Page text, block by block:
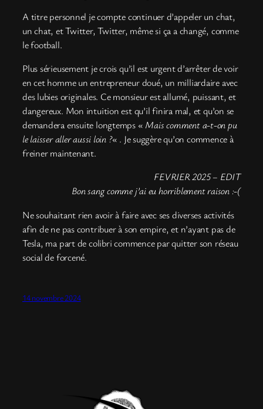
A titre personnel je compte continuer d’appeler un chat,
un chat, et Twitter, Twitter, même si ça a changé, comme
le football.
Plus sérieusement je crois qu’il est urgent d’arrêter de voir
en cet homme un entrepreneur doué, un milliardaire avec
des lubies originales. Ce monsieur est allumé, puissant, et
dangereux. Mon intuition est qu’il finira mal, et qu’on se
demandera ensuite longtemps « Mais comment a-t-on pu
le laisser aller aussi loin ?« . Je suggère qu’on commence à
freiner maintenant.
FEVRIER 2025 – EDIT
Bon sang comme j’ai eu horriblement raison :-(
Ne souhaitant rien avoir à faire avec ses diverses activités
afin de ne pas contribuer à son empire, et n’ayant pas de
Tesla, ma part de colibri commence par quitter son réseau
social de forcené.
14 novembre 2024